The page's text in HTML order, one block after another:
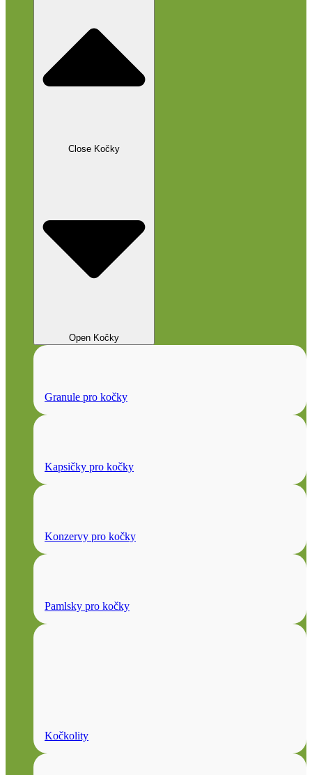
Close Kočky
Open Kočky
Granule pro kočky
Kapsičky pro kočky
Konzervy pro kočky
Pamlsky pro kočky
Kočkolity